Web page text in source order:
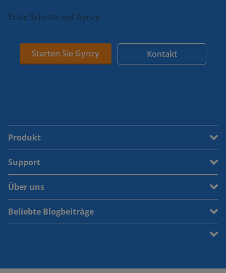
Erste Schritte mit Gynzy
Starten Sie Gynzy Kontakt
Produkt
Support
Über uns
Beliebte Blogbeiträge